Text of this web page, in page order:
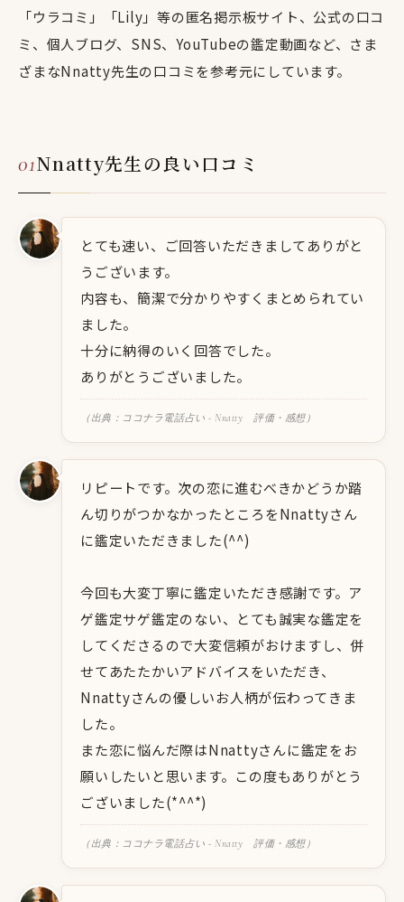
「ウラコミ」「Lily」等の匿名掲示板サイト、公式の口コ
ミ、個人ブログ、SNS、YouTubeの鑑定動画など、さま
ざまなNnatty先生の口コミを参考元にしています。
Nnatty先生の良い口コミ
とても速い、ご回答いただきましてありがと
うございます。
内容も、簡潔で分かりやすくまとめられてい
ました。
十分に納得のいく回答でした。
ありがとうございました。
（出典：ココナラ電話占い - Nnatty 評価・感想）
リピートです。次の恋に進むべきかどうか踏
ん切りがつかなかったところをNnattyさん
に鑑定いただきました(^^)
今回も大変丁寧に鑑定いただき感謝です。ア
ゲ鑑定サゲ鑑定のない、とても誠実な鑑定を
してくださるので大変信頼がおけますし、併
せてあたたかいアドバイスをいただき、
Nnattyさんの優しいお人柄が伝わってきま
した。
また恋に悩んだ際はNnattyさんに鑑定をお
願いしたいと思います。この度もありがとう
ございました(*^^*)
（出典：ココナラ電話占い - Nnatty 評価・感想）